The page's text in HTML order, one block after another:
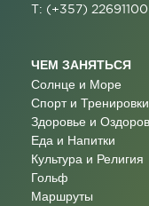
T: (+357) 22691100
ЧЕМ ЗАНЯТЬСЯ
Солнце и Море
Спорт и Тренировки
Здоровье и
Еда и Напитки
Культура и Религия
Гольф
Маршруты